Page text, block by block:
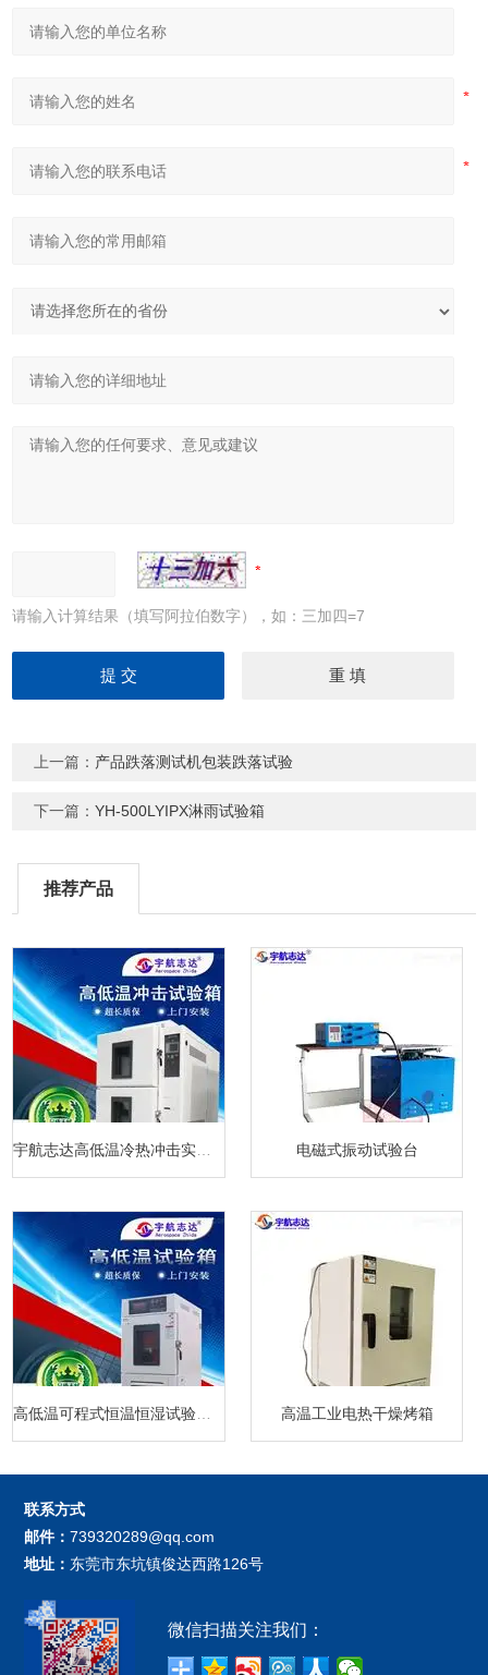
请输入计算结果（填写阿拉伯数字），如：三加四=7
上一篇： 产品跌落测试机包装跌落试验
下一篇：YH-500LYIPX淋雨试验箱
推荐产品
电磁式振动试验台
高温工业电热干燥烤箱
联系方式
邮件：739320289@qq.com
地址： 东莞市东坑镇俊达西路126号
微信扫描关注我们：